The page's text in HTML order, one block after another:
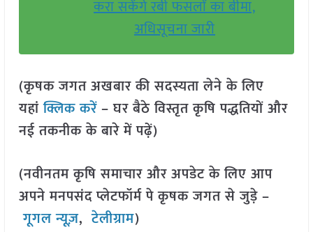
करा सकेंगे रबी फसलों का बीमा,
अधिसूचना जारी
(कृषक जगत अखबार की सदस्यता लेने के लिए
यहांक्लिक करें– घर बैठे विस्तृत कृषि पद्धतियों और
नई तकनीक के बारे में पढ़ें)
(नवीनतम कृषि समाचार और अपडेट के लिए आप
अपने मनपसंद प्लेटफॉर्म पे कृषक जगत से जुड़े –
गूगल न्यूज़,टेलीग्राम)